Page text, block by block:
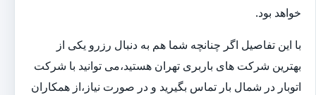
خواهد بود.
با این تفاصیل اگر چنانچه شما هم به دنبال رزرو یکی از
بهترین شرکت های باربری تهران هستید،می توانید با شرکت
اتوبار در شمال بار تماس بگیرید و در صورت نیاز،از همکاران